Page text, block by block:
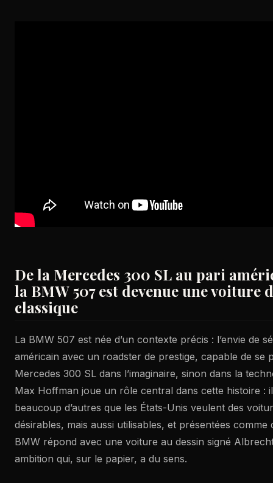
De la Mercedes 300 SL au pari
la BMW 507 est devenue une voiture
classique
La BMW 507 est née d’un contexte précis : l’envie de
américain avec un roadster de prestige, capable de se
Mercedes 300 SL dans l’imaginaire, sinon dans la
Max Hoffman joue un rôle central dans cette histoire :
beaucoup d’autres que les États-Unis veulent des
désirables, mais aussi utilisables, et présentées comme
BMW répond avec une voiture au dessin signé
ambition qui, sur le papier, a du sens.